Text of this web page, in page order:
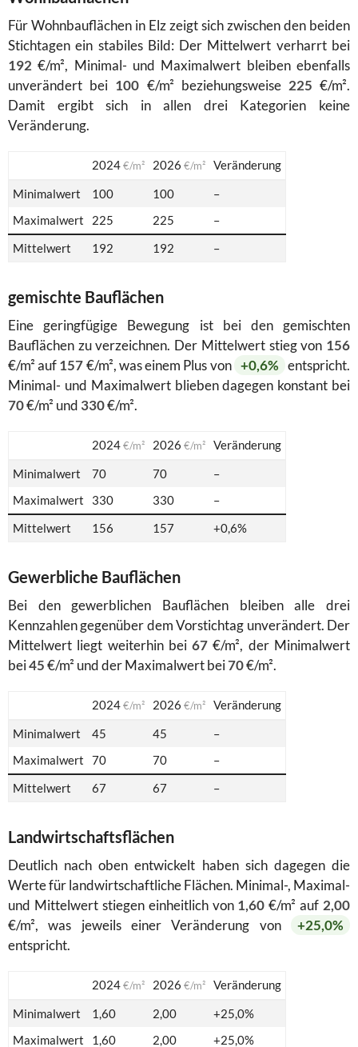
Für Wohnbauflächen in Elz zeigt sich zwischen den beiden
Stichtagen ein stabiles Bild: Der Mittelwert verharrt bei
192 €/m², Minimal- und Maximalwert bleiben ebenfalls
unverändert bei 100 €/m² beziehungsweise 225 €/m².
Damit ergibt sich in allen drei Kategorien keine
Veränderung.
2024€/m² 2026 €/m²
Veränderung
Minimalwert
100 100
–
Maximalwert
225 225
–
Mittelwert
192 192 –
gemischte Bauflächen
Eine geringfügige Bewegung ist bei den gemischten
Bauflächen zu verzeichnen. Der Mittelwert stieg von 156
€/m² auf157€/m², was einem Plus von +0,6% entspricht.
Minimal- und Maximalwert blieben dagegen konstant bei
70€/m² und 330€/m².
2024€/m² 2026 €/m²
Veränderung
Minimalwert
70 70
–
Maximalwert
330 330
–
Mittelwert
156 157 +0,6%
Gewerbliche Bauflächen
Bei den gewerblichen Bauflächen bleiben alle drei
Kennzahlen gegenüber dem Vorstichtag unverändert. Der
Mittelwert liegt weiterhin bei67 €/m², der Minimalwert
bei45€/m² und der Maximalwert bei70€/m².
2024€/m² 2026 €/m²
Veränderung
Minimalwert
45 45
–
Maximalwert
70 70
–
Mittelwert
67 67 –
Landwirtschaftsflächen
Deutlich nach oben entwickelt haben sich dagegen die
Werte für landwirtschaftliche Flächen. Minimal-, Maximal-
und Mittelwert stiegen einheitlich von 1,60 €/m² auf 2,00
€/m², was jeweils einer Veränderung von
+25,0%
entspricht.
2024€/m² 2026 €/m²
Veränderung
Minimalwert
1,60 2,00
+25,0%
Maximalwert
1,60 2,00 +25,0%